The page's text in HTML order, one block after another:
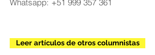
Whatsapp: +51 999 357 361
Leer artículos de otros columnistas